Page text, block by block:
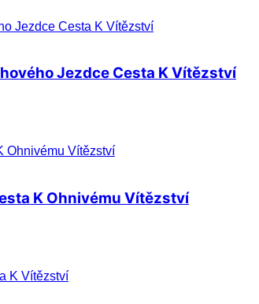
Jezdce Cesta K Vítězství
K Ohnivému Vítězství